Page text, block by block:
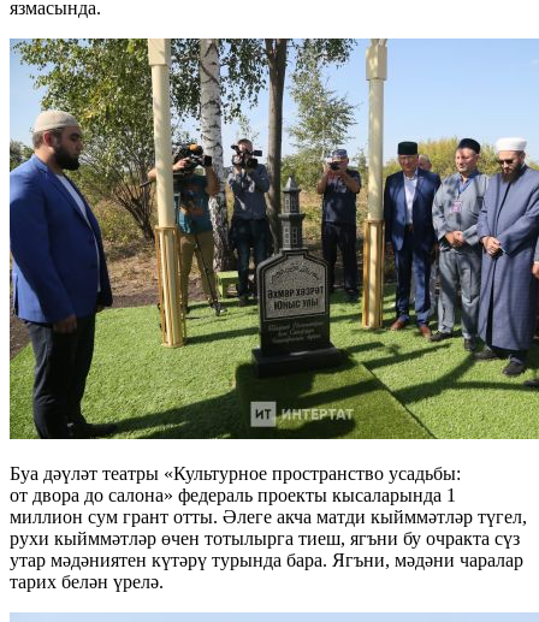
язмасында.
Буа дәүләт театры «Культурное пространство усадьбы:
от двора до салона» федераль проекты кысаларында 1
миллион сум грант отты. Әлеге акча матди кыйммәтләр түгел,
рухи кыйммәтләр өчен тотылырга тиеш, ягъни бу очракта сүз
утар мәдәниятен күтәрү турында бара. Ягъни, мәдәни чаралар
тарих белән үрелә.